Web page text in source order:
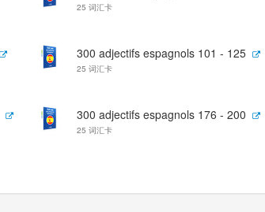
25 词汇卡
300 adjectifs espagnols 101 - 125
25 词汇卡
300 adjectifs espagnols 176 - 200
25 词汇卡